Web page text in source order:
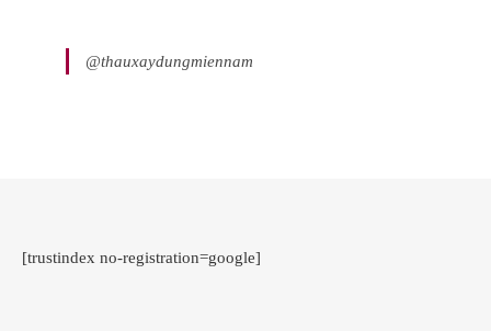
@thauxaydungmiennam
[trustindex no-registration=google]